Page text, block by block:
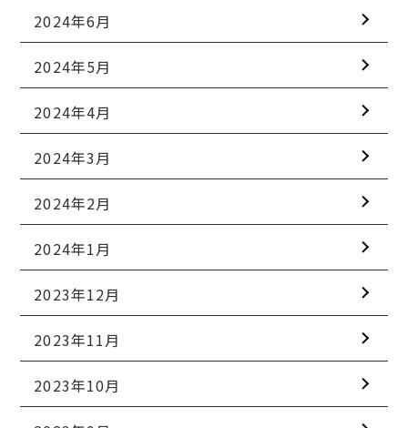
2024年6月
2024年5月
2024年4月
2024年3月
2024年2月
2024年1月
2023年12月
2023年11月
2023年10月